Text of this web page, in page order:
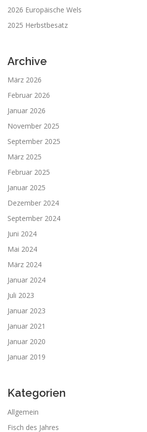
2026 Europäische Wels
2025 Herbstbesatz
Archive
März 2026
Februar 2026
Januar 2026
November 2025
September 2025
März 2025
Februar 2025
Januar 2025
Dezember 2024
September 2024
Juni 2024
Mai 2024
März 2024
Januar 2024
Juli 2023
Januar 2023
Januar 2021
Januar 2020
Januar 2019
Kategorien
Allgemein
Fisch des Jahres